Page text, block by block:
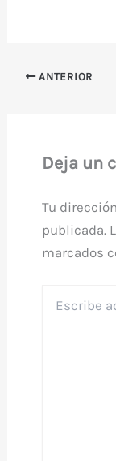
ANTERIOR
Deja un
Tu
publicada.
marcados
aquí...